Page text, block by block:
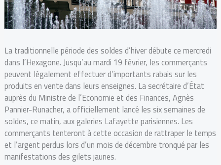
La traditionnelle période des soldes d’hiver débute ce mercredi
dans l’Hexagone. Jusqu’au mardi 19 février, les commerçants
peuvent légalement effectuer d’importants rabais sur les
produits en vente dans leurs enseignes. La secrétaire d’État
auprès du Ministre de l’Economie et des Finances, Agnès
Pannier-Runacher, a officiellement lancé les six semaines de
soldes, ce matin, aux galeries Lafayette parisiennes. Les
commerçants tenteront à cette occasion de rattraper le temps
et l’argent perdus lors d’un mois de décembre tronqué par les
manifestations des gilets jaunes.